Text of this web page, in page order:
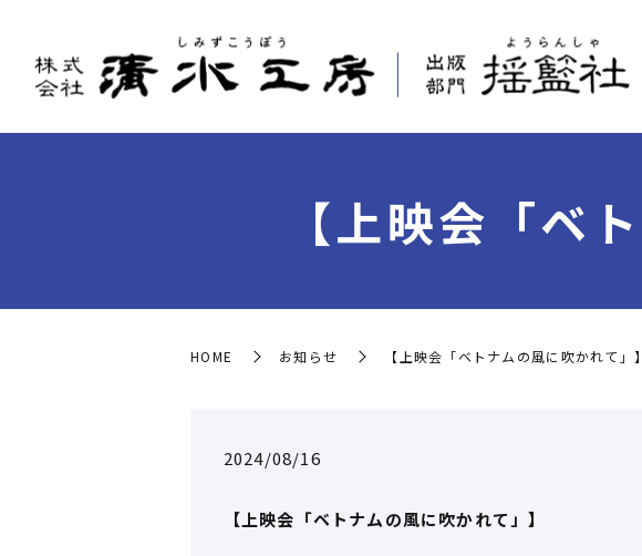
【上映会「ベ
HOME お知らせ 【上映会「ベトナムの風に吹かれて」】
2024/08/16
【上映会「ベトナムの風に吹かれて」】